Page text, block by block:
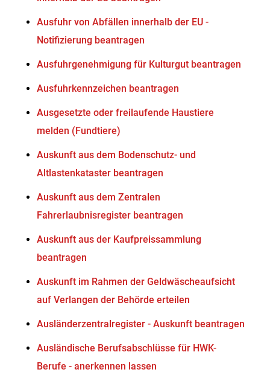
Ausfuhr von Abfällen innerhalb der EU -
Notifizierung beantragen
Ausfuhrgenehmigung für Kulturgut beantragen
Ausfuhrkennzeichen beantragen
Ausgesetzte oder freilaufende Haustiere
melden (Fundtiere)
Auskunft aus dem Bodenschutz- und
Altlastenkataster beantragen
Auskunft aus dem Zentralen
Fahrerlaubnisregister beantragen
Auskunft aus der Kaufpreissammlung
beantragen
Auskunft im Rahmen der Geldwäscheaufsicht
auf Verlangen der Behörde erteilen
Ausländerzentralregister - Auskunft beantragen
Ausländische Berufsabschlüsse für HWK-
Berufe - anerkennen lassen